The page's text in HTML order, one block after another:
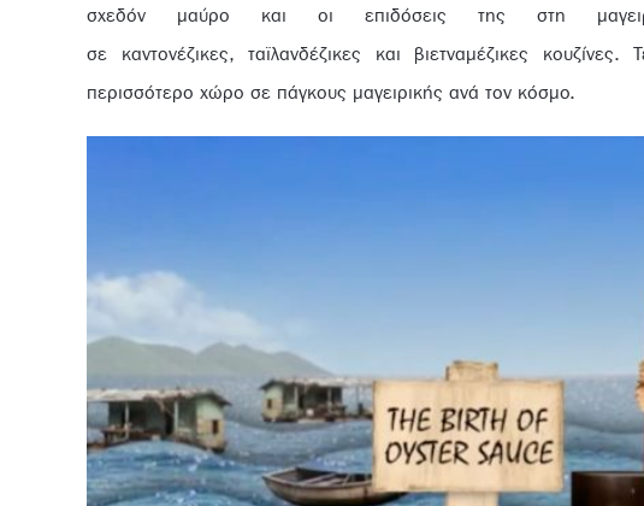
σχεδόν μαύρο και οι επιδόσεις της στη
σε καντονέζικες, ταϊλανδέζικες και βιετναμέζικες
περισσότερο χώρο σε πάγκους μαγειρικής ανά τον κόσμο.